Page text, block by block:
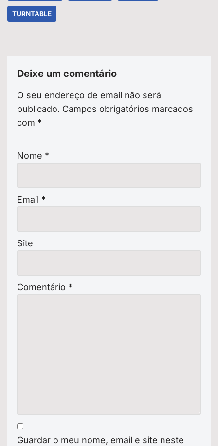
TURNTABLE
Deixe um comentário
O seu endereço de email não será
publicado. Campos obrigatórios marcados
com *
Nome *
Email *
Site
Comentário *
Guardar o meu nome, email e site neste